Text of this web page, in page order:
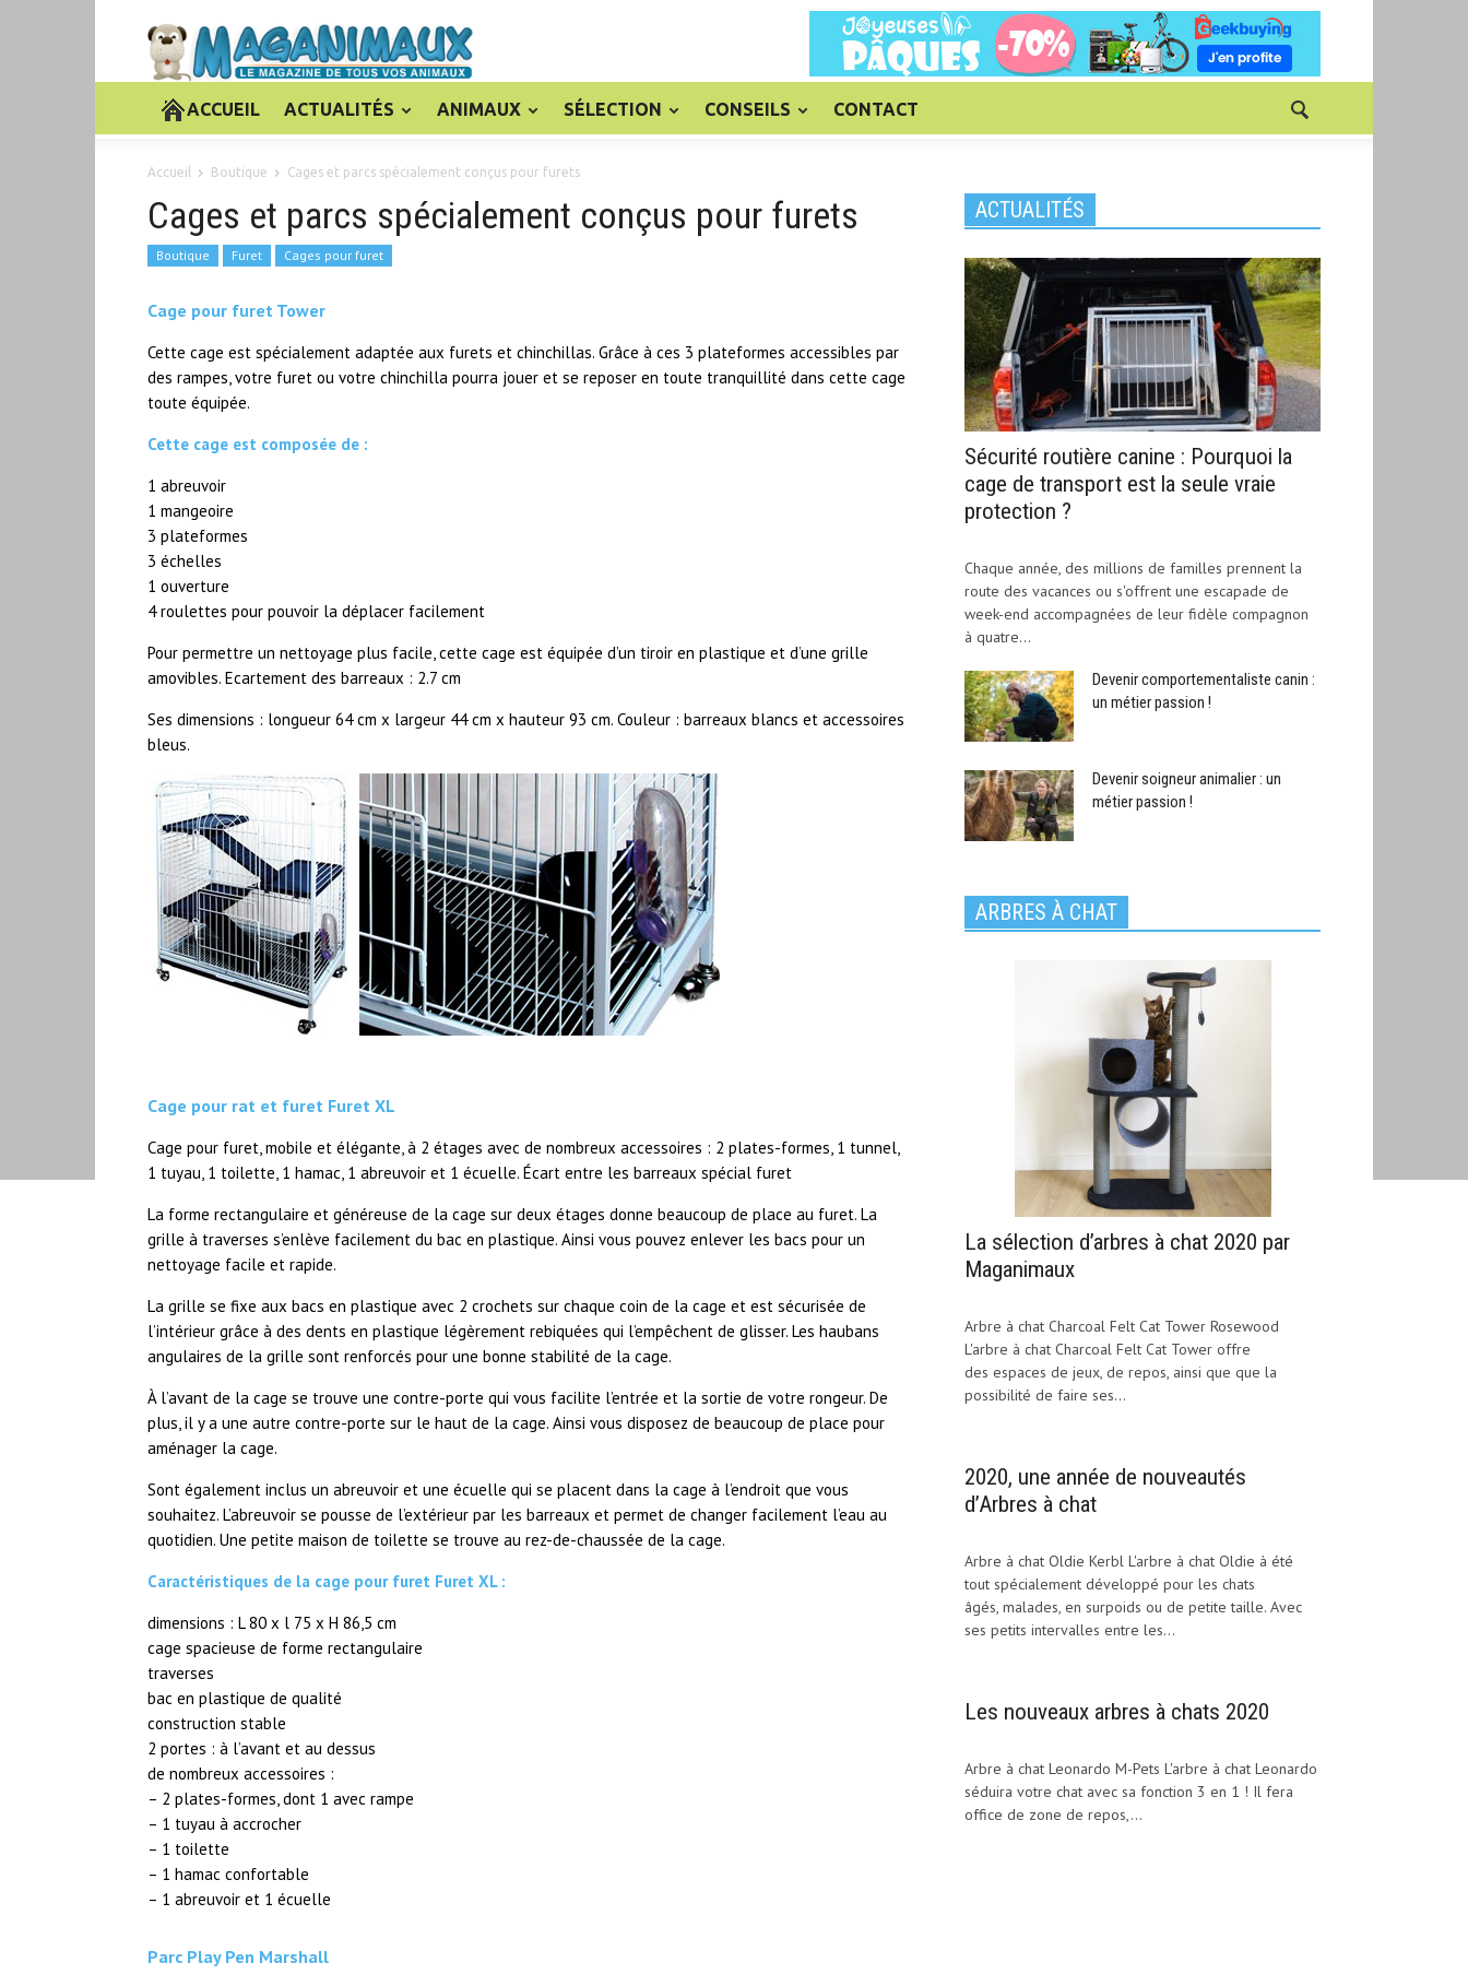
ACCUEIL ACTUALITÉS ANIMAUX SÉLECTION CONSEILS CONTACT
Accueil Boutique Cages et parcs spécialement conçus pour furets
Cages et parcs spécialement conçus pour furets
Boutique Furet Cages pour furet
Cage pour furet Tower
Cette cage est spécialement adaptée aux furets et chinchillas. Grâce à ces 3 plateformes accessibles par
des rampes, votre furet ou votre chinchilla pourra jouer et se reposer en toute tranquillité dans cette cage
toute équipée.
Cette cage est composée de :
1 abreuvoir
1 mangeoire
3 plateformes
3 échelles
1 ouverture
4 roulettes pour pouvoir la déplacer facilement
Pour permettre un nettoyage plus facile, cette cage est équipée d’un tiroir en plastique et d’une grille
amovibles. Ecartement des barreaux : 2.7 cm
Ses dimensions : longueur 64 cm x largeur 44 cm x hauteur 93 cm. Couleur : barreaux blancs et accessoires
bleus.
Cage pour rat et furet Furet XL
Cage pour furet, mobile et élégante, à 2 étages avec de nombreux accessoires : 2 plates-formes, 1 tunnel,
1 tuyau, 1 toilette, 1 hamac, 1 abreuvoir et 1 écuelle. Écart entre les barreaux spécial furet
La forme rectangulaire et généreuse de la cage sur deux étages donne beaucoup de place au furet. La
grille à traverses s’enlève facilement du bac en plastique. Ainsi vous pouvez enlever les bacs pour un
nettoyage facile et rapide.
La grille se fixe aux bacs en plastique avec 2 crochets sur chaque coin de la cage et est sécurisée de
l’intérieur grâce à des dents en plastique légèrement rebiquées qui l’empêchent de glisser. Les haubans
angulaires de la grille sont renforcés pour une bonne stabilité de la cage.
À l’avant de la cage se trouve une contre-porte qui vous facilite l’entrée et la sortie de votre rongeur. De
plus, il y a une autre contre-porte sur le haut de la cage. Ainsi vous disposez de beaucoup de place pour
aménager la cage.
Sont également inclus un abreuvoir et une écuelle qui se placent dans la cage à l’endroit que vous
souhaitez. L’abreuvoir se pousse de l’extérieur par les barreaux et permet de changer facilement l’eau au
quotidien. Une petite maison de toilette se trouve au rez-de-chaussée de la cage.
Caractéristiques de la cage pour furet Furet XL :
dimensions : L 80 x l 75 x H 86,5 cm
cage spacieuse de forme rectangulaire
traverses
bac en plastique de qualité
construction stable
2 portes : à l’avant et au dessus
de nombreux accessoires :
– 2 plates-formes, dont 1 avec rampe
– 1 tuyau à accrocher
– 1 toilette
– 1 hamac confortable
– 1 abreuvoir et 1 écuelle
Parc Play Pen Marshall
ACTUALITÉS
Sécurité routière canine : Pourquoi la
cage de transport est la seule vraie
protection ?
Chaque année, des millions de familles prennent la
route des vacances ou s'offrent une escapade de
week-end accompagnées de leur fidèle compagnon
à quatre...
Devenir comportementaliste canin :
un métier passion !
Devenir soigneur animalier : un
métier passion !
ARBRES À CHAT
La sélection d’arbres à chat 2020 par
Maganimaux
Arbre à chat Charcoal Felt Cat Tower Rosewood
L'arbre à chat Charcoal Felt Cat Tower offre
des espaces de jeux, de repos, ainsi que que la
possibilité de faire ses...
2020, une année de nouveautés
d’Arbres à chat
Arbre à chat Oldie Kerbl L'arbre à chat Oldie à été
tout spécialement développé pour les chats
âgés, malades, en surpoids ou de petite taille. Avec
ses petits intervalles entre les...
Les nouveaux arbres à chats 2020
Arbre à chat Leonardo M-Pets L'arbre à chat Leonardo
séduira votre chat avec sa fonction 3 en 1 ! Il fera
office de zone de repos,...